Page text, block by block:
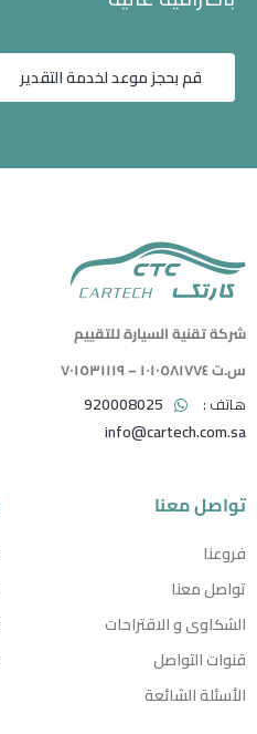
قم بحجز موعد لخدمة التقدير
شركة تقنية السيارة للتقييم
س.ت ١٠١٠٥٨١٧٧٤ – ٧٠١٥٣١١١٩
920008025
info@cartech.com.sa
تواصل معنا
فروعنا
تواصل معنا
الشكاوى و الاقتراحات
قنوات التواصل
الأسئلة الشائعة